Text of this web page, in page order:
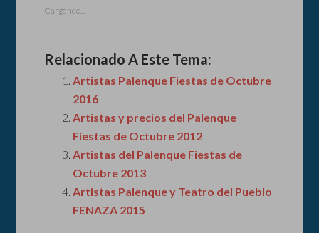
Cargando...
Relacionado A Este Tema:
Artistas Palenque Fiestas de Octubre
2016
Artistas y precios del Palenque
Fiestas de Octubre 2012
Artistas del Palenque Fiestas de
Octubre 2013
Artistas Palenque y Teatro del Pueblo
FENAZA 2015